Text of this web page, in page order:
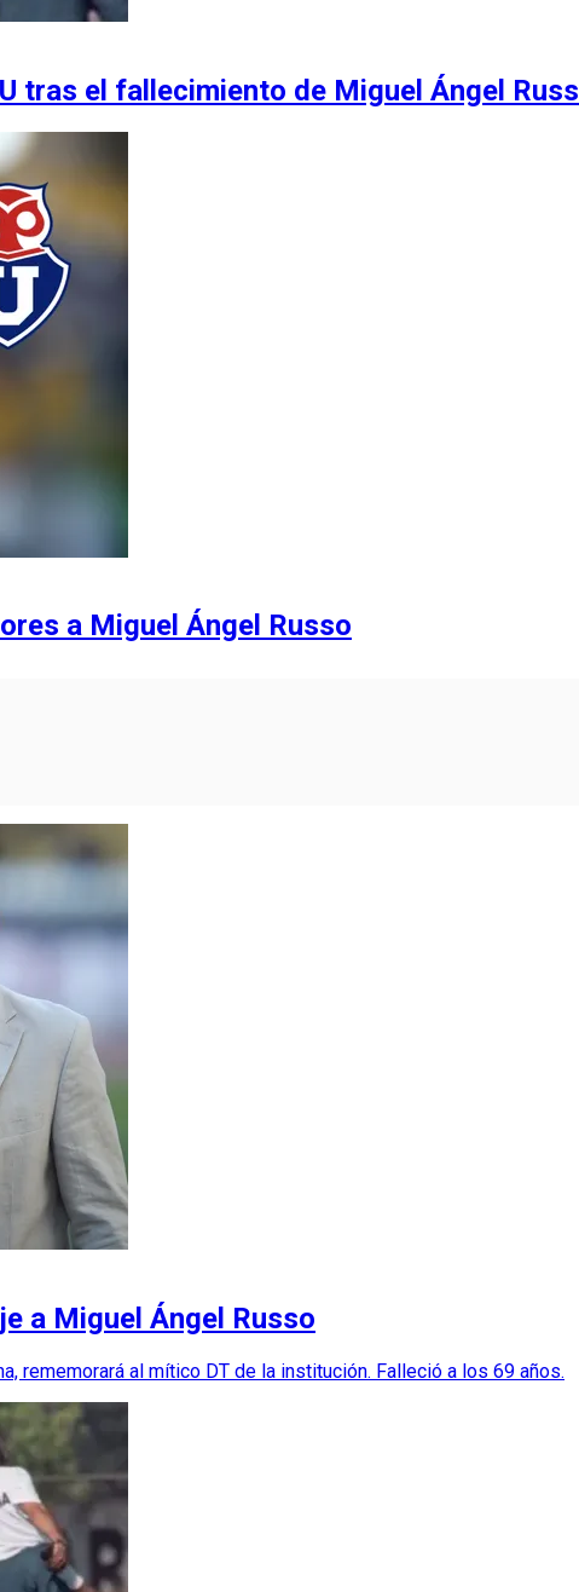
tras el fallecimiento de Miguel Ángel
a Miguel Ángel Russo
a Miguel Ángel Russo
rememorará al mítico DT de la institución. Falleció a los 69 años.